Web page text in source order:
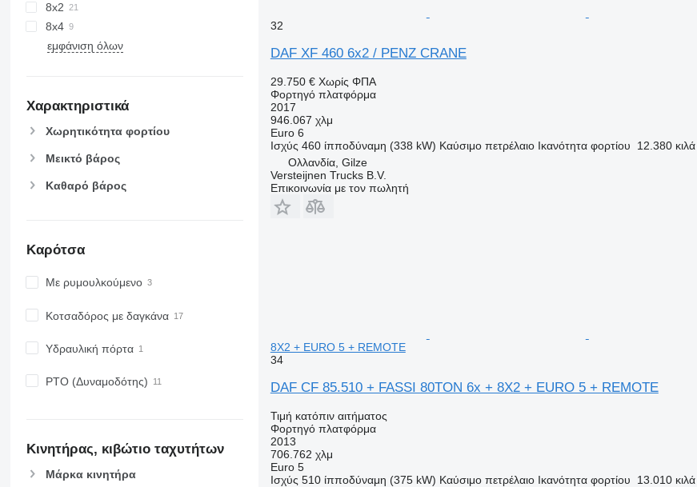
8x2
8x4
εμφάνιση όλων
Χαρακτηριστικά
Χωρητικότητα φορτίου
Μεικτό βάρος
Καθαρό βάρος
Καρότσα
Με ρυμουλκούμενο
Κοτσαδόρος με δαγκάνα
Υδραυλική πόρτα
PTO (Δυναμοδότης)
Κινητήρας, κιβώτιο ταχυτήτων
Μάρκα κινητήρα
32
DAF XF 460 6x2 / PENZ CRANE
29.750 € Χωρίς ΦΠΑ
Φορτηγό πλατφόρμα
2017
946.067 χλμ
Euro 6
Ισχύς 460 ίπποδύναμη (338 kW) Καύσιμο πετρέλαιο Ικανότητα φορτίου 12.380 κιλά
Ολλανδία, Gilze
Versteijnen Trucks B.V.
Επικοινωνία με τον πωλητή
8X2 + EURO 5 + REMOTE
34
DAF CF 85.510 + FASSI 80TON 6x + 8X2 + EURO 5 + REMOTE
Τιμή κατόπιν αιτήματος
Φορτηγό πλατφόρμα
2013
706.762 χλμ
Euro 5
Ισχύς 510 ίπποδύναμη (375 kW) Καύσιμο πετρέλαιο Ικανότητα φορτίου 13.010 κιλά